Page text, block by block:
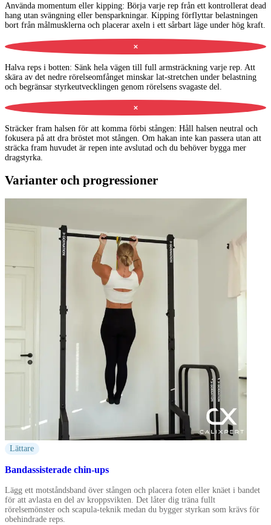
Använda momentum eller kipping: Börja varje rep från ett kontrollerat dead
hang utan svängning eller bensparkningar. Kipping förflyttar belastningen
bort från målmusklerna och placerar axeln i ett sårbart läge under hög kraft.
✕
Halva reps i botten: Sänk hela vägen till full armsträckning varje rep. Att
skära av det nedre rörelseomfånget minskar lat-stretchen under belastning
och begränsar styrkeutvecklingen genom rörelsens svagaste del.
✕
Sträcker fram halsen för att komma förbi stången: Håll halsen neutral och
fokusera på att dra bröstet mot stången. Om hakan inte kan passera utan att
sträcka fram huvudet är repen inte avslutad och du behöver bygga mer
dragstyrka.
Varianter och progressioner
Lättare
Bandassisterade chin-ups
Lägg ett motståndsband över stången och placera foten eller knäet i bandet
för att avlasta en del av kroppsvikten. Det låter dig träna fullt
rörelsemönster och scapula-teknik medan du bygger styrkan som krävs för
obehindrade reps.